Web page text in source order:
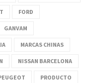
FORD
GANVAM
MARCAS CHINAS
NISSAN BARCELONA
PRODUCTO